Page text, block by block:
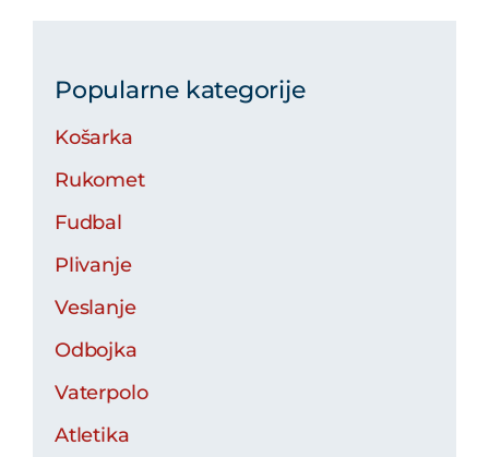
Popularne kategorije
Košarka
Rukomet
Fudbal
Plivanje
Veslanje
Odbojka
Vaterpolo
Atletika